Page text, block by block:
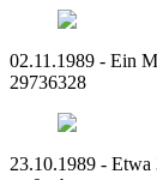
02.11.1989 - Ein
29736328
23.10.1989 - Etwa